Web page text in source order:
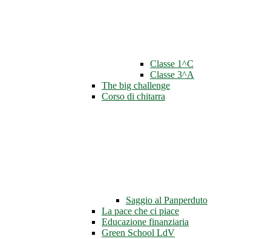
Classe 1^C
Classe 3^A
The big challenge
Corso di chitarra
Saggio al Panperduto
La pace che ci piace
Educazione finanziaria
Green School LdV